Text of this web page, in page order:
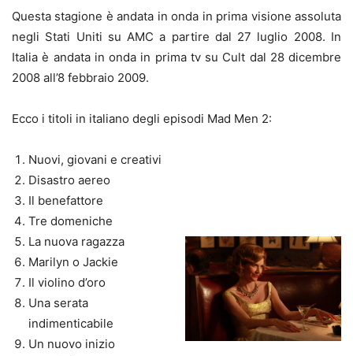
Questa stagione è andata in onda in prima visione assoluta
negli Stati Uniti su AMC a partire dal 27 luglio 2008. In
Italia è andata in onda in prima tv su Cult dal 28 dicembre
2008 all’8 febbraio 2009.
Ecco i titoli in italiano degli episodi Mad Men 2:
Nuovi, giovani e creativi
Disastro aereo
Il benefattore
Tre domeniche
La nuova ragazza
Marilyn o Jackie
Il violino d’oro
Una serata
indimenticabile
Un nuovo inizio